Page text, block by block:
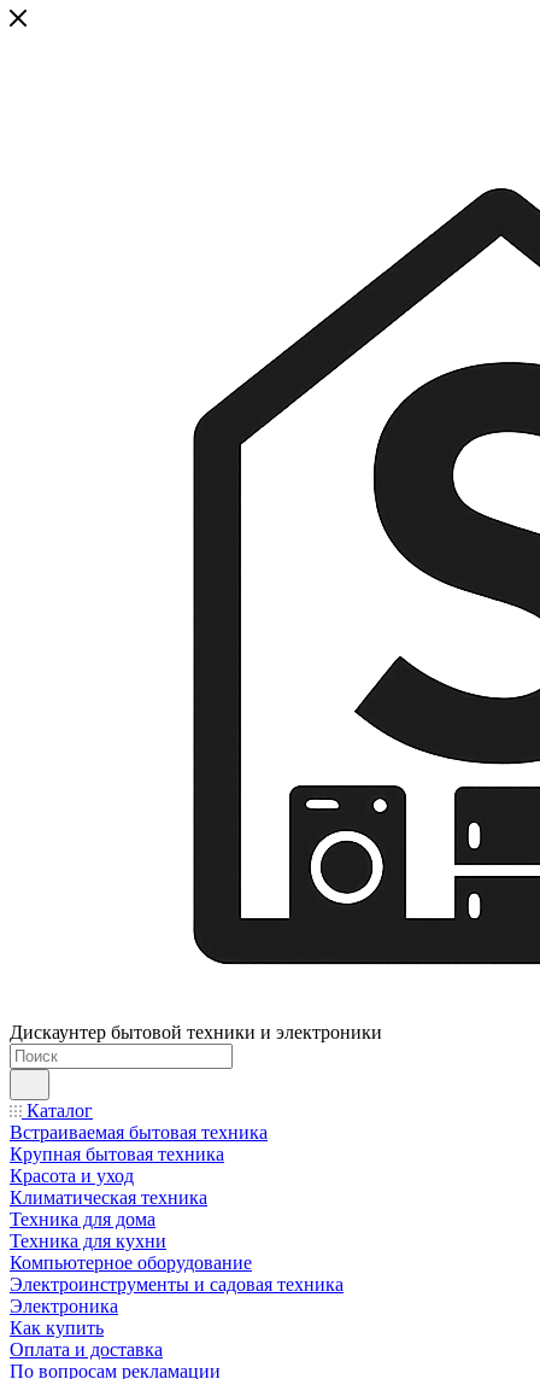
Дискаунтер бытовой техники и электроники
Каталог
Встраиваемая бытовая техника
Крупная бытовая техника
Красота и уход
Климатическая техника
Техника для дома
Техника для кухни
Компьютерное оборудование
Электроинструменты и садовая техника
Электроника
Как купить
Оплата и доставка
По вопросам рекламации